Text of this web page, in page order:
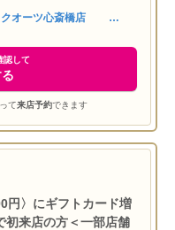
クオーツ心斎橋店
認して
て来店予約できます
〉にギフトカード増
初来店の方＜一部店舗